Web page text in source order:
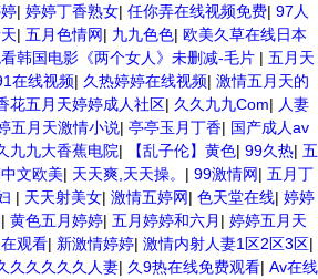
| 婷婷丁香熟女| 任你弄在线视频免费| 97人
| 五月色情网| 九九色色| 欧美久草在线日本
韩国电影《两个女人》未删减-毛片 | 五月天
在线视频| 久热婷婷在线视频| 激情五月天的
花五月天婷婷成人社区| 久久九九Com| 人妻
五月天激情小说| 亭亭玉月丁香| 国产成人av
九九大香蕉电院| 【乱子伦】黄色| 99久热| 五
文欧美| 天天爽,天天操。 | 99激情网| 五月丁
| 天天射美女| 激情五婷网| 色天堂在线| 婷婷
| 黄色五月婷婷| 五月婷婷和六月 | 婷婷五月天
观看| 新激情婷婷| 激情内射人妻1区2区3区|
久久久久久人妻| 久9热在线免费观看| Av在线